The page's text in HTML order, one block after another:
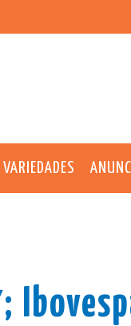
VARIEDADES